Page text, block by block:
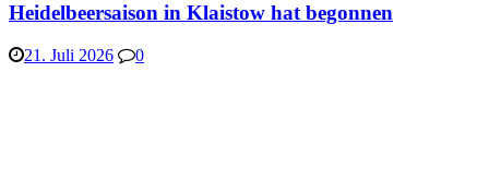
Heidelbeersaison in Klaistow hat begonnen
21. Juli 2026 0